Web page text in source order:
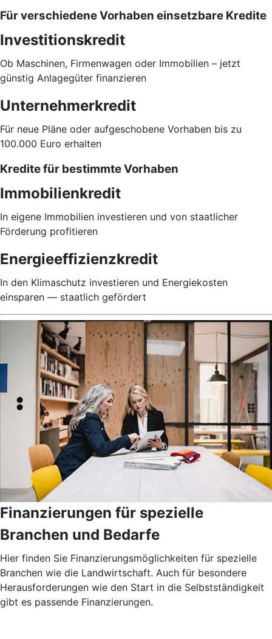
Für verschiedene Vorhaben einsetzbare Kredite
Investitionskredit
Ob Maschinen, Firmenwagen oder Immobilien – jetzt
günstig Anlagegüter finanzieren
Unternehmerkredit
Für neue Pläne oder aufgeschobene Vorhaben bis zu
100.000 Euro erhalten
Kredite für bestimmte Vorhaben
Immobilienkredit
In eigene Immobilien investieren und von staatlicher
Förderung profitieren
Energieeffizienzkredit
In den Klimaschutz investieren und Energiekosten
einsparen — staatlich gefördert
Finanzierungen für spezielle
Branchen und Bedarfe
Hier finden Sie Finanzierungsmöglichkeiten für spezielle
Branchen wie die Landwirtschaft. Auch für besondere
Herausforderungen wie den Start in die Selbstständigkeit
gibt es passende Finanzierungen.